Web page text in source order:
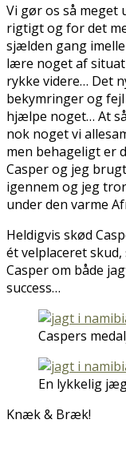
Vi gør os så meget
rigtigt og for det
sjælden gang
lære noget af
rykke videre… Det
bekymringer og
hjælpe noget… At
nok noget vi
men behageligt er
Casper og jeg
igennem og jeg
under den varme
Heldigvis skød
ét velplaceret
Casper om både
success…
Caspers
En lykkelig
Knæk & Bræk!